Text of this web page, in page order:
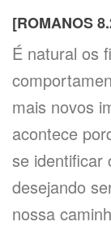
[ROMANOS
É natural os
mais novos
acontece
se identificar
desejando
nossa